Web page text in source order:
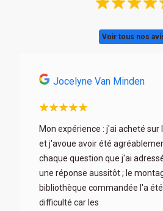
Voir tous nos
Jocelyne Van Minden
Mon expérience : j'ai acheté
et j'avoue avoir été
chaque question que j'ai
une réponse aussitôt ; le
bibliothèque commandée l'a
difficulté car les